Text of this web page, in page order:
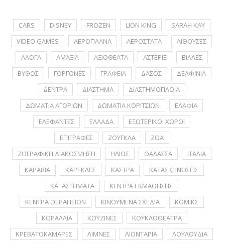
CARS DISNEY FROZEN LION KING
SARAH KAY
VIDEO GAMES
ΑΕΡΟΠΛΑΝΑ ΑΕΡΟΣΤΑΤΑ
ΑΙΘΟΥΣΕΣ
ΑΛΟΓΑ
ΑΜΑΞΙΑ ΑΞΙΟΘΕΑΤΑ ΑΣΤΕΡΙΞ
ΒΙΛΛΕΣ
ΒΥΘΟΣ
ΓΟΡΓΟΝΕΣ ΓΡΑΦΕΙΑ ΔΑΣΟΣ
ΔΕΛΦΙΝΙΑ
ΔΕΝΤΡΑ
ΔΙΑΣΤΗΜΑ
ΔΙΑΣΤΗΜΟΠΛΟΙΑ
ΔΩΜΑΤΙΑ ΑΓΟΡΙΩΝ
ΔΩΜΑΤΙΑ ΚΟΡΙΤΣΙΩΝ
ΕΛΑΦΙΑ
ΕΛΕΦΑΝΤΕΣ
ΕΛΛΑΔΑ
ΕΞΩΤΕΡΙΚΟΙ ΧΩΡΟΙ
ΕΠΙΓΡΑΦΕΣ
ΖΟΥΓΚΛΑ
ΖΩΑ
ΖΩΓΡΑΦΙΚΗ ΔΙΑΚΟΣΜΗΣΗ
ΗΛΙΟΣ ΘΑΛΑΣΣΑ
ΙΤΑΛΙΑ
ΚΑΡΑΒΙΑ
ΚΑΡΕΚΛΕΣ ΚΑΣΤΡΑ
ΚΑΤΑΣΚΗΝΩΣΕΙΣ
ΚΑΤΑΣΤΗΜΑΤΑ
ΚΕΝΤΡΑ ΕΚΜΑΘΗΣΗΣ
ΚΕΝΤΡΑ ΘΕΡΑΠΕΙΩΝ
ΚΙΝΟΥΜΕΝΑ ΣΧΕΔΙΑ
ΚΟΜΙΚΣ
ΚΟΡΑΛΛΙΑ
ΚΟΥΖΙΝΕΣ
ΚΟΥΚΛΟΘΕΑΤΡΑ
ΚΡΕΒΑΤΟΚΑΜΑΡΕΣ
ΛΙΜΝΕΣ ΛΙΟΝΤΑΡΙΑ
ΛΟΥΛΟΥΔΙΑ